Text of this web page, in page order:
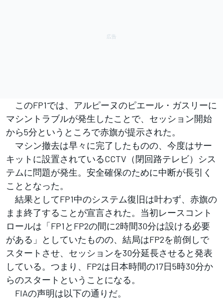
このFP1では、アルピーヌのピエール・ガスリーに
マシントラブルが発生したことで、セッション開始
から5分というところで赤旗が提示された。
マシン撤去は早々に完了したものの、今度はサー
キットに設置されているCCTV（閉回路テレビ）シス
テムに問題が発生。安全確保のために中断が長引く
こととなった。
結果としてFP1中のシステム復旧は叶わず、赤旗の
まま終了することが宣言された。当初レースコント
ロールは「FP1とFP2の間に2時間30分は設ける必要
がある」としていたものの、結局はFP2を前倒しで
スタートさせ、セッションを30分延長させると発表
している。つまり、FP2は日本時間の17日5時30分か
らのスタートということになる。
FIAの声明は以下の通りだ。